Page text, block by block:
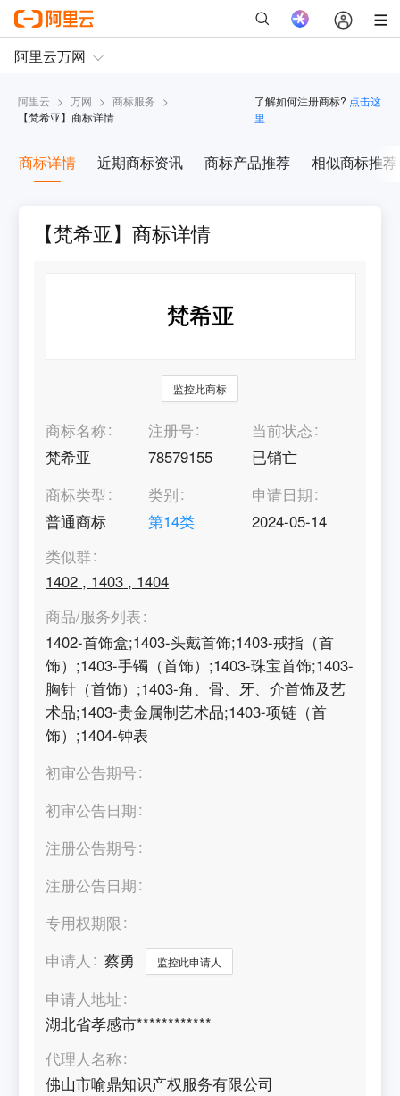
阿里云 > 万网 > 商标服务 >
【梵希亚】商标详情
了解如何注册商标? 点击这
里
商标详情 近期商标资讯 商标产品推荐 相似商标推荐
【梵希亚】商标详情
监控此商标
商标名称
梵希亚
注册号
78579155
当前状态
已销亡
商标类型
普通商标
类别
第14类
申请日期
2024-05-14
类似群
1402 , 1403 , 1404
商品/服务列表
1402-首饰盒;1403-头戴首饰;1403-戒指（首
饰）;1403-手镯（首饰）;1403-珠宝首饰;1403-
胸针（首饰）;1403-角、骨、牙、介首饰及艺
术品;1403-贵金属制艺术品;1403-项链（首
饰）;1404-钟表
初审公告期号
初审公告日期
注册公告期号
注册公告日期
专用权期限
申请人
蔡勇 监控此申请人
申请人地址
湖北省孝感市************
代理人名称
佛山市喻鼎知识产权服务有限公司